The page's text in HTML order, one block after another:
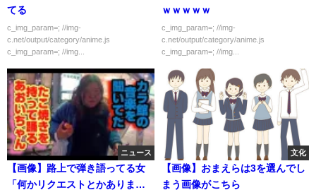
てる
c_img_param=; //img-
c.net/output/category/anime.js
c_img_param=; //img...
ｗｗｗｗｗ
c_img_param=; //img-
c.net/output/category/anime.js
c_img_param=; //img...
ニュース
【画像】路上で弾き語ってる女
「何かリクエストとかあります
文化
【画像】おまえらは3を選んでし
まう画像がこちら